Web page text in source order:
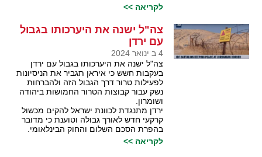
לקריאה >>
צה"ל ישנה את היערכותו בגבול
עם ירדן
4 ב ינואר 2024
צה"ל ישנה את היערכותו בגבול עם ירדן
בעקבות חשש כי איראן תגביר את הניסיונות
לפעילות טרור דרך הגבול הזה ולהברחות
נשק עבור קבוצות הטרור החמושות ביהודה
ושומרון.
ירדן מתנגדת לכוונת ישראל להקים מכשול
קרקעי חדש לאורך גבולה וטוענת כי מדובר
בהפרת הסכם השלום והחוק הבינלאומי.
לקריאה >>